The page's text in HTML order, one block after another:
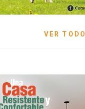
VER TODO